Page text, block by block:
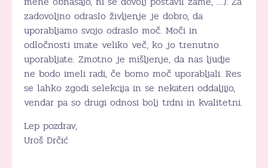
zadovoljno odraslo življenje je dobro, da
uporabljamo svojo odraslo moč. Moči in
odločnosti imate veliko več, ko jo trenutno
uporabljate. Zmotno je mišljenje, da nas ljudje
ne bodo imeli radi, če bomo moč uporabljali. Res
se lahko zgodi selekcija in se nekateri oddaljijo,
vendar pa so drugi odnosi bolj trdni in kvalitetni.
Lep pozdrav,
Uroš Drčić